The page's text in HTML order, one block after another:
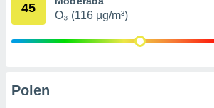
publicidad
45
O₃ (116 µg/m³)
Polen